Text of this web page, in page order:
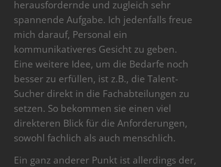
herausfordernde und zugleich sehr
spannende Aufgabe. Ich jedenfalls freue
mich darauf, Personal ein
kommunikativeres Gesicht zu geben.
Eine weitere Idee, um die Bedarfe noch
besser zu erfüllen, ist z.B., die Talent-
Sucher direkt in die Fachabteilungen zu
setzen. So bekommen sie einen viel
direkteren Blick für die Anforderungen,
sowohl fachlich als auch menschlich.
Ein ganz anderer Punkt ist allerdings der,